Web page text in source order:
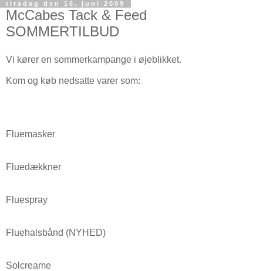
tirsdag den 16. juni 2009
McCabes Tack & Feed
SOMMERTILBUD
Vi kører en sommerkampange i øjeblikket.
Kom og køb nedsatte varer som:
Fluemasker
Fluedækkner
Fluespray
Fluehalsbånd (NYHED)
Solcreame